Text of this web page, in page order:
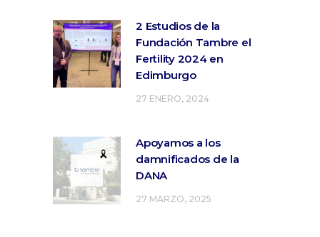
2 Estudios de la
Fundación Tambre el
Fertility 2024 en
Edimburgo
27 ENERO, 2024
Apoyamos a los
damnificados de la
DANA
27 MARZO, 2025